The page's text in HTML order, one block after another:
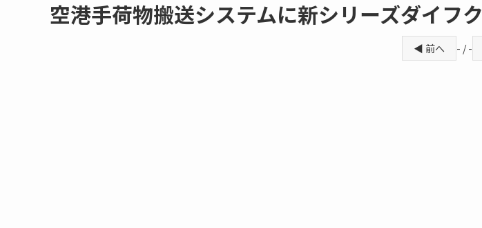
空港手荷物搬送システムに新シリーズダイフク
◀ 前へ - / -